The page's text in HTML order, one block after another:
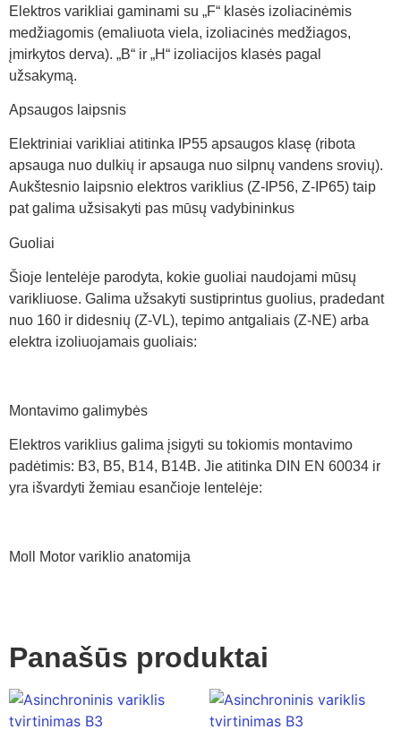
Elektros varikliai gaminami su „F“ klasės izoliacinėmis
medžiagomis (emaliuota viela, izoliacinės medžiagos,
įmirkytos derva). „B“ ir „H“ izoliacijos klasės pagal
užsakymą.
Apsaugos laipsnis
Elektriniai varikliai atitinka IP55 apsaugos klasę (ribota
apsauga nuo dulkių ir apsauga nuo silpnų vandens srovių).
Aukštesnio laipsnio elektros variklius (Z-IP56, Z-IP65) taip
pat galima užsisakyti pas mūsų vadybininkus
Guoliai
Šioje lentelėje parodyta, kokie guoliai naudojami mūsų
varikliuose. Galima užsakyti sustiprintus guolius, pradedant
nuo 160 ir didesnių (Z-VL), tepimo antgaliais (Z-NE) arba
elektra izoliuojamais guoliais:
Montavimo galimybės
Elektros variklius galima įsigyti su tokiomis montavimo
padėtimis: B3, B5, B14, B14B. Jie atitinka DIN EN 60034 ir
yra išvardyti žemiau esančioje lentelėje:
Moll Motor variklio anatomija
Panašūs produktai